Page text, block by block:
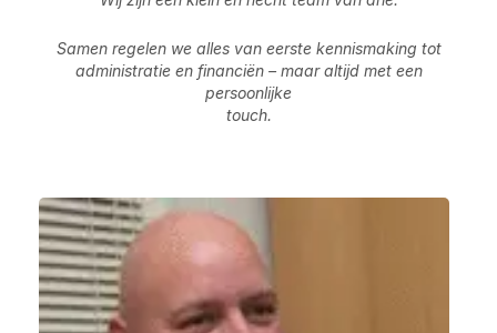
Samen regelen we alles van eerste kennismaking tot
administratie en financiën – maar altijd met een
persoonlijke
touch.